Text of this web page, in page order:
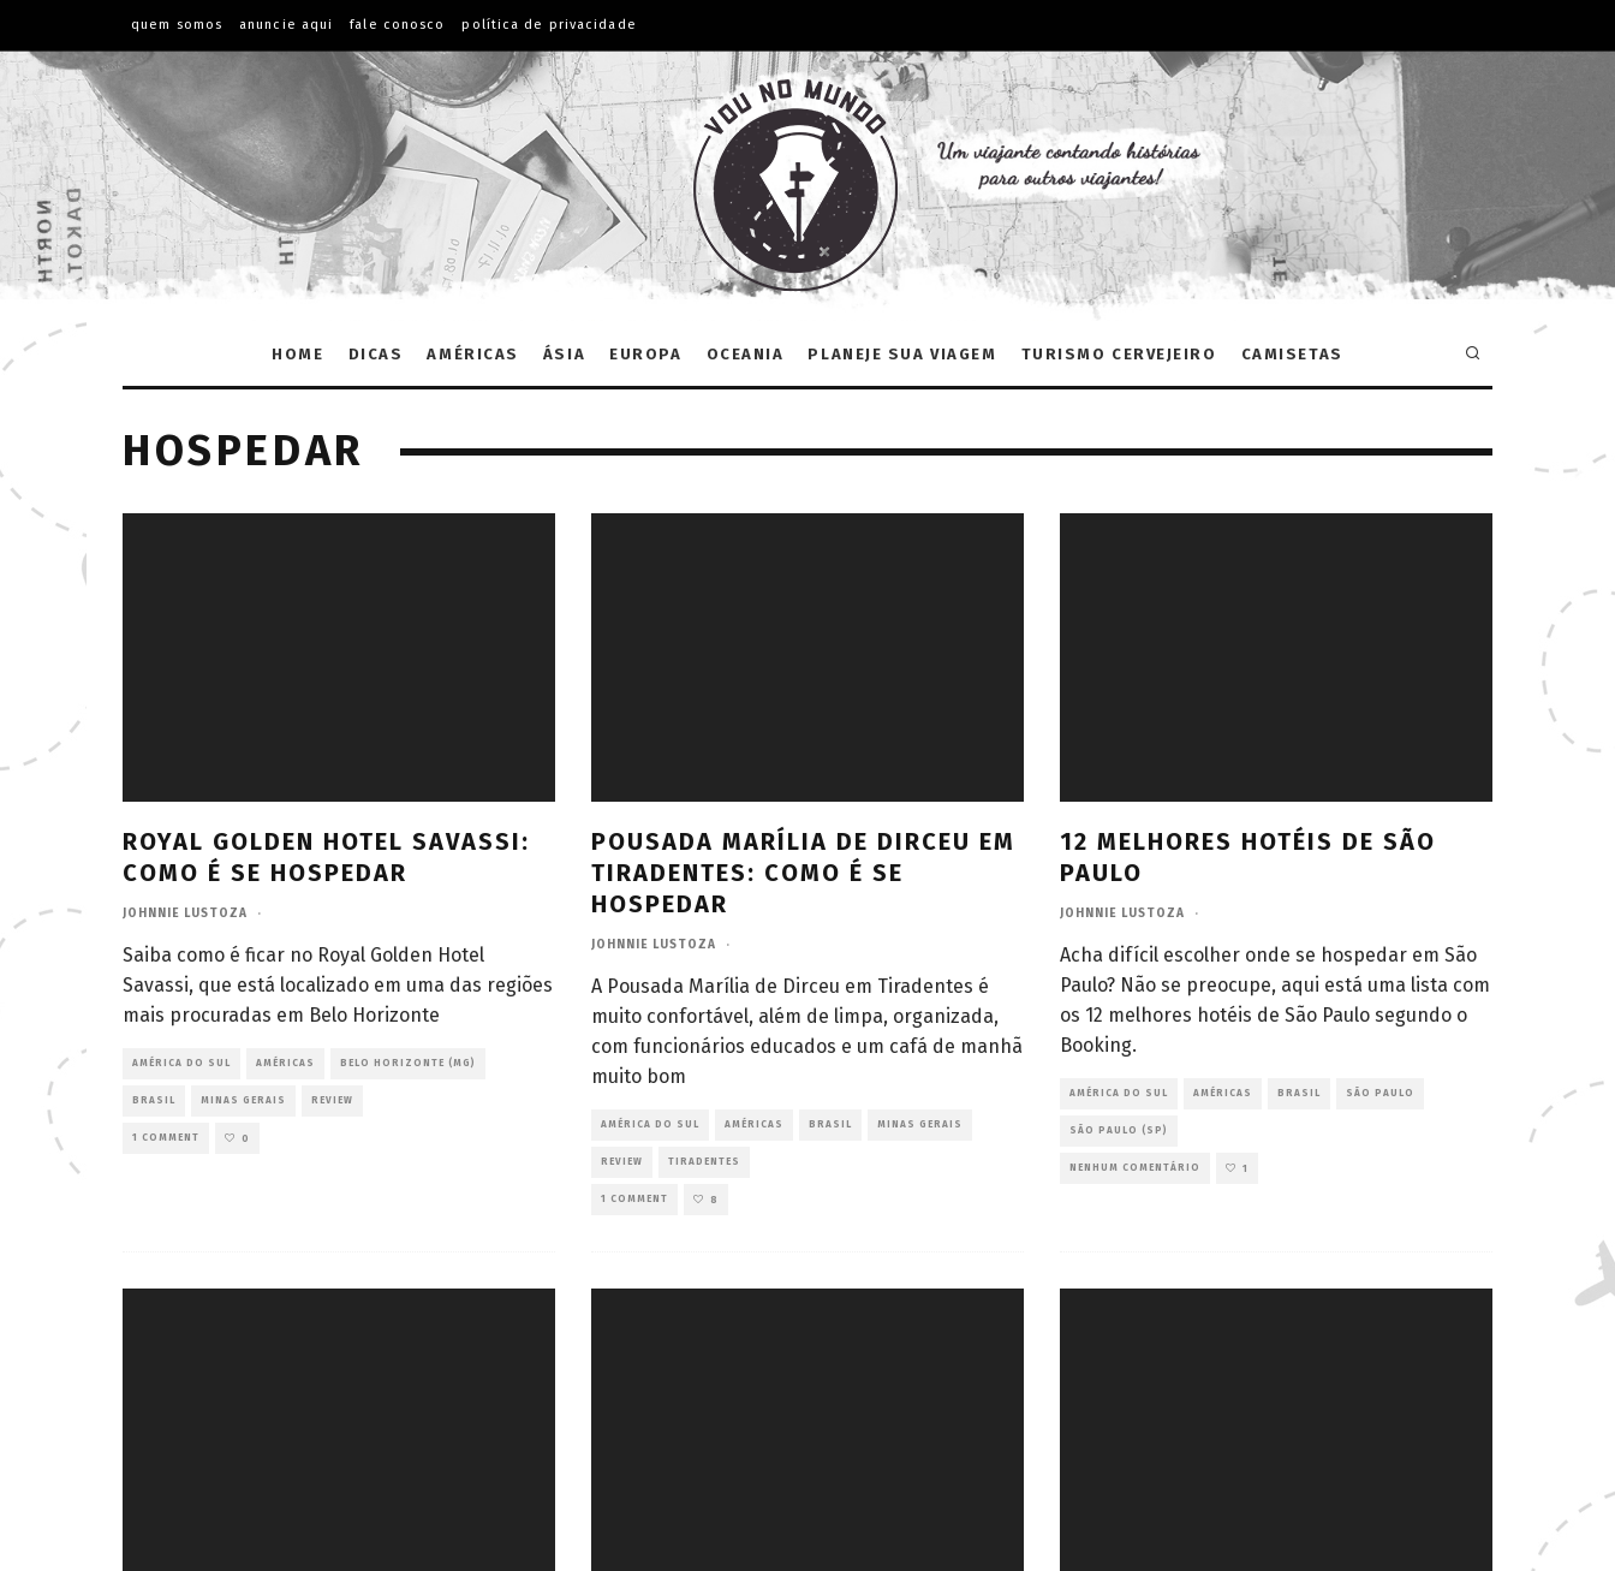
quem somos anuncie aqui fale conosco política de privacidade
HOME DICAS AMÉRICAS ÁSIA EUROPA OCEANIA PLANEJE SUA VIAGEM TURISMO CERVEJEIRO CAMISETAS
HOSPEDAR
ROYAL GOLDEN HOTEL SAVASSI:
COMO É SE HOSPEDAR
JOHNNIE LUSTOZA ·
Saiba como é ficar no Royal Golden Hotel
Savassi, que está localizado em uma das regiões
mais procuradas em Belo Horizonte
AMÉRICA DO SUL AMÉRICAS BELO HORIZONTE (MG)
BRASIL MINAS GERAIS REVIEW
1 COMMENT 0
POUSADA MARÍLIA DE DIRCEU EM
TIRADENTES: COMO É SE
HOSPEDAR
JOHNNIE LUSTOZA ·
A Pousada Marília de Dirceu em Tiradentes é
muito confortável, além de limpa, organizada,
com funcionários educados e um cafá de manhã
muito bom
AMÉRICA DO SUL AMÉRICAS BRASIL MINAS GERAIS
REVIEW TIRADENTES
1 COMMENT 8
12 MELHORES HOTÉIS DE SÃO
PAULO
JOHNNIE LUSTOZA ·
Acha difícil escolher onde se hospedar em São
Paulo? Não se preocupe, aqui está uma lista com
os 12 melhores hotéis de São Paulo segundo o
Booking.
AMÉRICA DO SUL AMÉRICAS BRASIL SÃO PAULO
SÃO PAULO (SP)
NENHUM COMENTÁRIO 1